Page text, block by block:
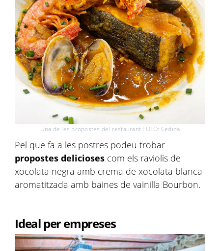
Una de les propostes del restaurant FOTO: Cedida
Pel que fa a les postres podeu trobar
propostes delicioses com els raviolis de
xocolata negra amb crema de xocolata blanca
aromatitzada amb baines de vainilla Bourbon.
Ideal per empreses